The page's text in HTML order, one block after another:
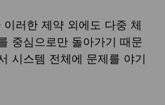
러한 제약 외에도 다중 체
중심으로만 돌아가기 때문
시스템 전체에 문제를 야기